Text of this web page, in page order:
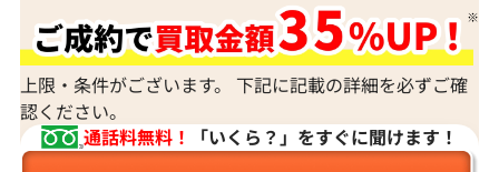
上限・条件がございます。 下記に記載の詳細を必ずご確
認ください。
通話料無料！
「いくら？」をすぐに聞けます！